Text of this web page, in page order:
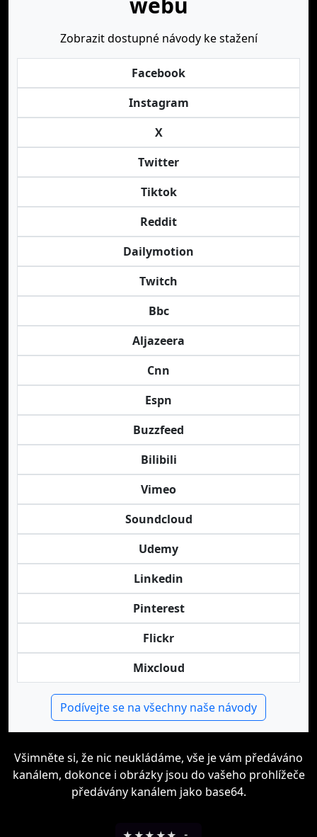
Zobrazit dostupné návody ke stažení
Facebook
Instagram
X
Twitter
Tiktok
Reddit
Dailymotion
Twitch
Bbc
Aljazeera
Cnn
Espn
Buzzfeed
Bilibili
Vimeo
Soundcloud
Udemy
Linkedin
Pinterest
Flickr
Mixcloud
Podívejte se na všechny naše návody
Všimněte si, že nic neukládáme, vše je vám předáváno
kanálem, dokonce i obrázky jsou do vašeho prohlížeče
předávány kanálem jako base64.
-